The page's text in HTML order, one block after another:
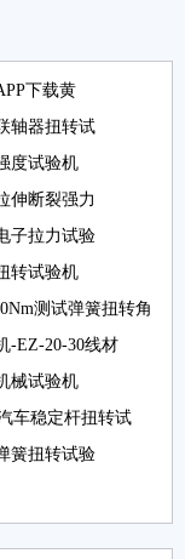
下载黄
轴器扭转试
度试验机
伸断裂强力
子拉力试验
转试验机
测试弹簧扭转角
-EZ-20-30线材
械试验机
车稳定杆扭转试
簧扭转试验